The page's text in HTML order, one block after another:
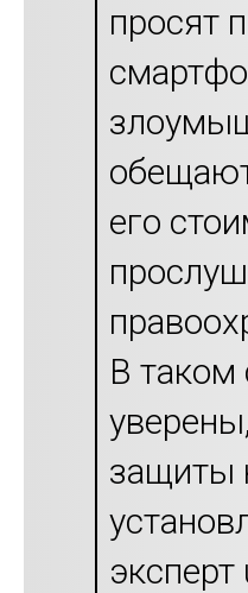
просят
его
В таком
защиты
эксперт